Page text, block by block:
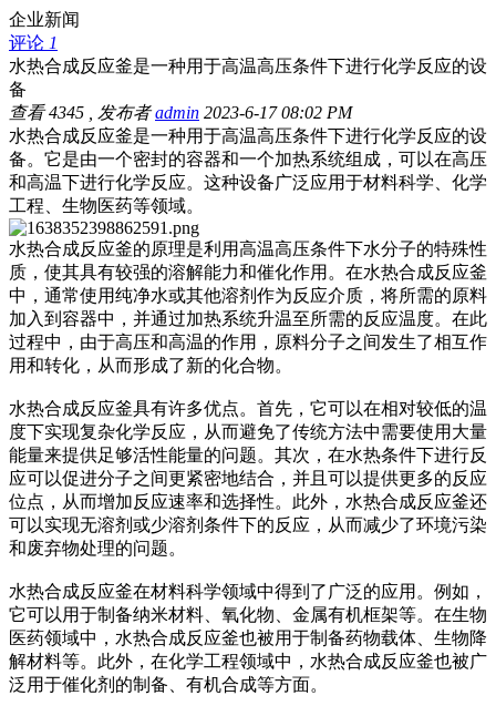
企业新闻
评论 1
水热合成反应釜是一种用于高温高压条件下进行化学反应的设
备
查看4345 , 发布者admin 2023-6-17 08:02 PM
水热合成反应釜是一种用于高温高压条件下进行化学反应的设
备。它是由一个密封的容器和一个加热系统组成，可以在高压
和高温下进行化学反应。这种设备广泛应用于材料科学、化学
工程、生物医药等领域。
水热合成反应釜的原理是利用高温高压条件下水分子的特殊性
质，使其具有较强的溶解能力和催化作用。在水热合成反应釜
中，通常使用纯净水或其他溶剂作为反应介质，将所需的原料
加入到容器中，并通过加热系统升温至所需的反应温度。在此
过程中，由于高压和高温的作用，原料分子之间发生了相互作
用和转化，从而形成了新的化合物。
水热合成反应釜具有许多优点。首先，它可以在相对较低的温
度下实现复杂化学反应，从而避免了传统方法中需要使用大量
能量来提供足够活性能量的问题。其次，在水热条件下进行反
应可以促进分子之间更紧密地结合，并且可以提供更多的反应
位点，从而增加反应速率和选择性。此外，水热合成反应釜还
可以实现无溶剂或少溶剂条件下的反应，从而减少了环境污染
和废弃物处理的问题。
水热合成反应釜在材料科学领域中得到了广泛的应用。例如，
它可以用于制备纳米材料、氧化物、金属有机框架等。在生物
医药领域中，水热合成反应釜也被用于制备药物载体、生物降
解材料等。此外，在化学工程领域中，水热合成反应釜也被广
泛用于催化剂的制备、有机合成等方面。